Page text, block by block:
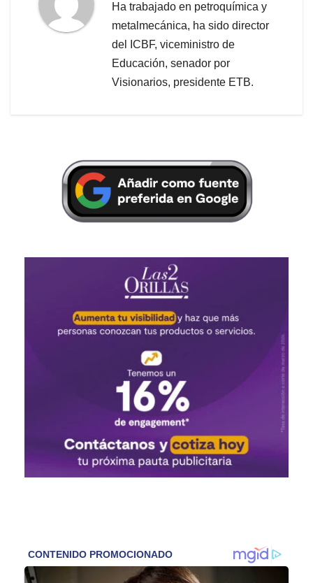
Ha trabajado en petroquímica y
metalmecánica, ha sido director
del ICBF, viceministro de
Educación, senador por
Visionarios, presidente ETB.